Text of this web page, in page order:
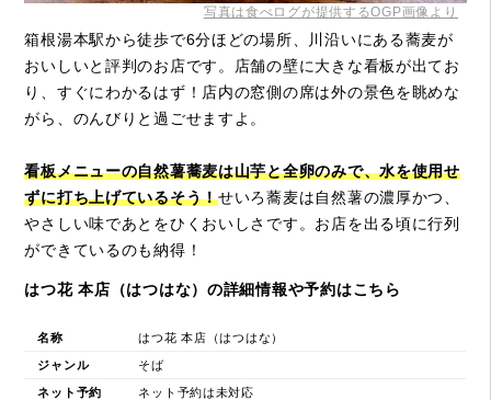
写真は食べログが提供するOGP画像より
箱根湯本駅から徒歩で6分ほどの場所、川沿いにある蕎麦が
おいしいと評判のお店です。店舗の壁に大きな看板が出てお
り、すぐにわかるはず！店内の窓側の席は外の景色を眺めな
がら、のんびりと過ごせますよ。
看板メニューの自然薯蕎麦は山芋と全卵のみで、水を使用せ
ずに打ち上げているそう！せいろ蕎麦は自然薯の濃厚かつ、
やさしい味であとをひくおいしさです。お店を出る頃に行列
ができているのも納得！
はつ花 本店（はつはな）の詳細情報や予約はこちら
名称 はつ花 本店（はつはな）
ジャンル そば
ネット予約 ネット予約は未対応